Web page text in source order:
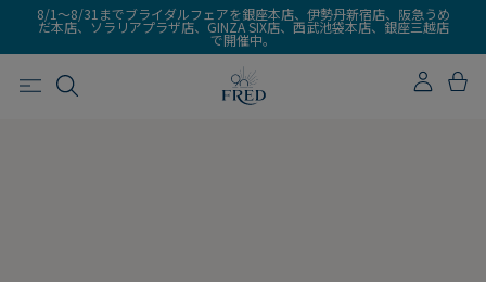
8/1～8/31までブライダルフェアを銀座本店、伊勢丹新宿店、阪急うめ
だ本店、ソラリアプラザ店、GINZA SIX店、西武池袋本店、銀座三越店
で開催中。